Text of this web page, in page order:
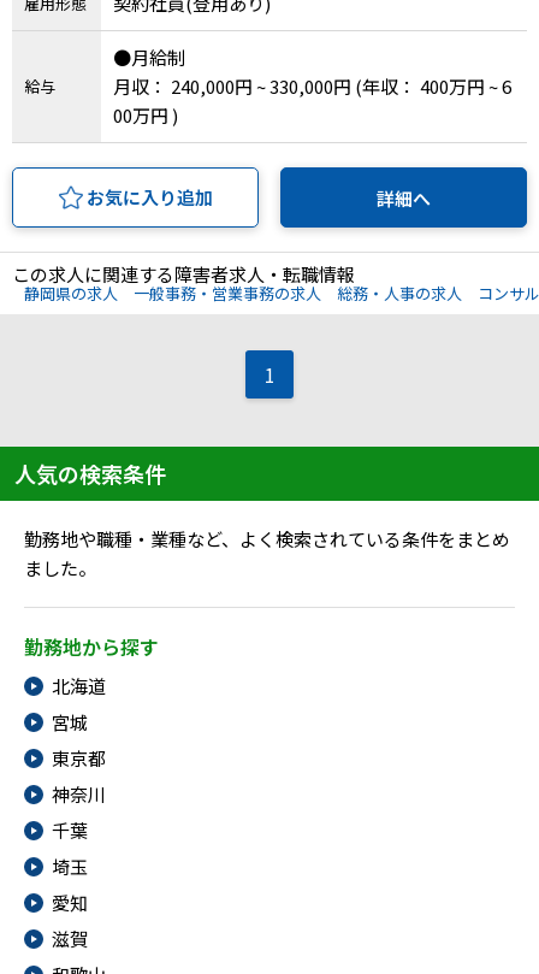
給与
●月給制
月収： 240,000円 ~ 330,000円 (年収： 400万円 ~ 6
00万円 )
お気に入り追加 詳細へ
この求人に関連する障害者求人・転職情報
静岡県の求人 一般事務・営業事務の求人 総務・人事の求人 コンサ
1
人気の検索条件
勤務地や職種・業種など、よく検索されている条件をまとめ
ました。
勤務地から探す
北海道
宮城
東京都
神奈川
千葉
埼玉
愛知
滋賀